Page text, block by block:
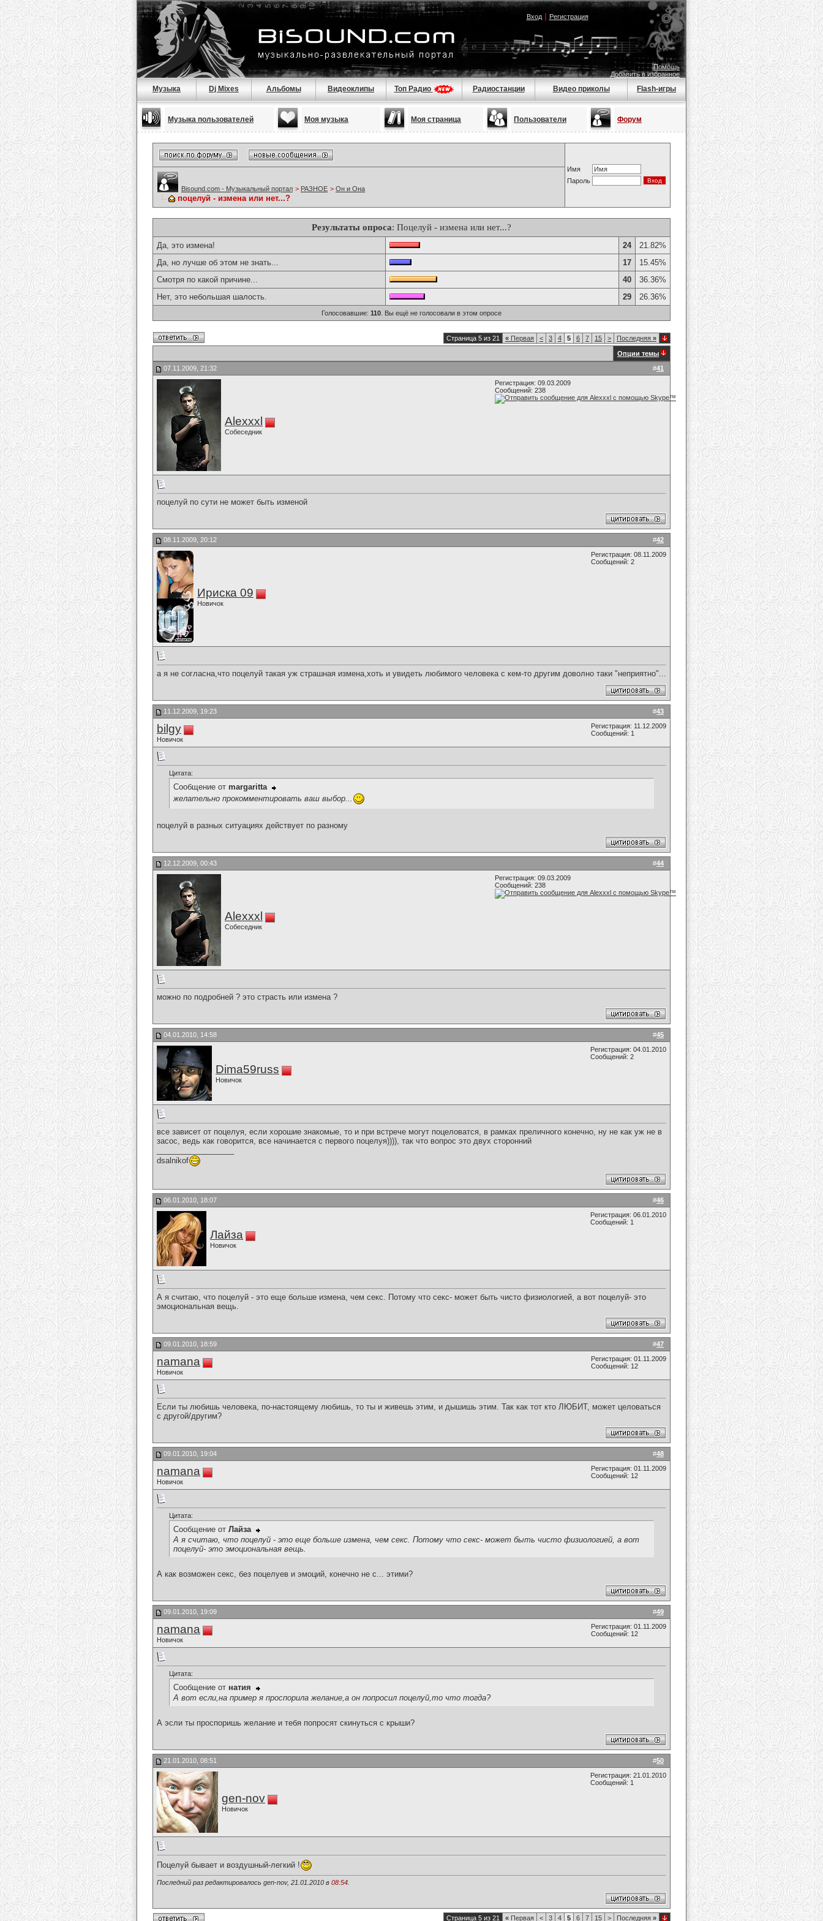
Вход| Регистрация
Помощь
Добавить в избранное
Музыка Dj Mixes Альбомы Видеоклипы Топ Радио Радиостанции Видео приколы Flash-игры
Музыка пользователей Моя музыка Моя страница Пользователи Форум
Имя
Пароль
Bisound.com - Музыкальный портал > РАЗНОЕ > Он и Она
поцелуй - измена или нет...?
Результаты опроса: Поцелуй - измена или нет...?
Да, это измена! 24
21.82%
Да, но лучше об этом не знать...
17
15.45%
Смотря по какой причине...
40
36.36%
Нет, это небольшая шалость.
29 26.36%
Голосовавшие: 110 . Вы ещё не голосовали в этом опросе
Страница 5 из 21 « Первая < 3 4 5 6 7 15 > Последняя »
Опции темы
#41
07.11.2009, 21:32
Alexxxl
Собеседник
Регистрация: 09.03.2009
Сообщений: 238
поцелуй по сути не может быть изменой
#42
08.11.2009, 20:12
Ириска 09
Новичок
Регистрация: 08.11.2009
Сообщений: 2
а я не согласна,что поцелуй такая уж страшная измена,хоть и увидеть любимого человека с кем-то другим доволно таки "неприятно"...
#43
11.12.2009, 19:23
bilgy
Новичок
Регистрация: 11.12.2009
Сообщений: 1
Цитата:
Сообщение от margaritta
желательно прокомментировать ваш выбор...
поцелуй в разных ситуациях действует по разному
#44
12.12.2009, 00:43
Alexxxl
Собеседник
Регистрация: 09.03.2009
Сообщений: 238
можно по подробней ? это страсть или измена ?
#45
04.01.2010, 14:58
Dima59russ
Новичок
Регистрация: 04.01.2010
Сообщений: 2
все зависет от поцелуя, если хорошие знакомые, то и при встрече могут поцеловатся, в рамках преличного конечно, ну не как уж не в
засос, ведь как говорится, все начинается с первого поцелуя)))), так что вопрос это двух сторонний
dsalnikof
#46
06.01.2010, 18:07
Лайза
Новичок
Регистрация: 06.01.2010
Сообщений: 1
А я считаю, что поцелуй - это еще больше измена, чем секс. Потому что секс- может быть чисто физиологией, а вот поцелуй- это
эмоциональная вещь.
#47
09.01.2010, 18:59
namana
Новичок
Регистрация: 01.11.2009
Сообщений: 12
Если ты любишь человека, по-настоящему любишь, то ты и живешь этим, и дышишь этим. Так как тот кто ЛЮБИТ, может целоваться
с другой/другим?
#48
09.01.2010, 19:04
namana
Новичок
Регистрация: 01.11.2009
Сообщений: 12
Цитата:
Сообщение от Лайза
А я считаю, что поцелуй - это еще больше измена, чем секс. Потому что секс- может быть чисто физиологией, а вот
поцелуй- это эмоциональная вещь.
А как возможен секс, без поцелуев и эмоций, конечно не с... этими?
#49
09.01.2010, 19:09
namana
Новичок
Регистрация: 01.11.2009
Сообщений: 12
Цитата:
Сообщение от натия
А вот если,на пример я проспорила желание,а он попросил поцелуй,то что тогда?
А эсли ты проспоришь желание и тебя попросят скинуться с крыши?
#50
21.01.2010, 08:51
gen-nov
Новичок
Регистрация: 21.01.2010
Сообщений: 1
Поцелуй бывает и воздушный-легкий !
Последний раз редактировалось gen-nov, 21.01.2010 в 08:54
Страница 5 из 21 « Первая < 3 4 5 6 7 15 > Последняя »